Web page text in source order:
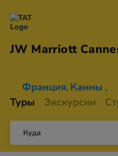
JW Marriott
Франция, Канны ,
Туры Экскурсии
Куда